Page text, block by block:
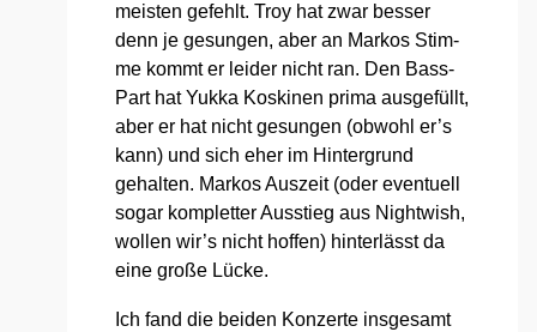
meis­ten gefehlt. Troy hat zwar bes­ser
denn je gesun­gen, aber an Mar­kos Stim­
me kommt er lei­der nicht ran. Den Bass-
Part hat Yuk­ka Kos­ki­nen pri­ma aus­ge­füllt,
aber er hat nicht gesun­gen (obwohl er’s
kann) und sich eher im Hin­ter­grund
gehal­ten. Mar­kos Aus­zeit (oder even­tu­ell
sogar kom­plet­ter Aus­stieg aus Night­wish,
wol­len wir’s nicht hof­fen) hin­ter­lässt da
eine gro­ße Lücke.
Ich fand die bei­den Kon­zer­te ins­ge­samt